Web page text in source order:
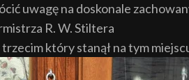
uwagę na doskonale
R. W. Stiltera
który stanął na tym